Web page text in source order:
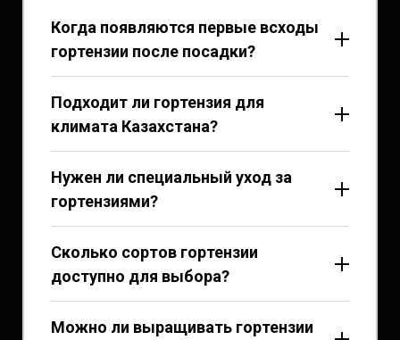
Когда появляются первые всходы
гортензии после посадки?
Подходит ли гортензия для
климата Казахстана?
Нужен ли специальный уход за
гортензиями?
Сколько сортов гортензии
доступно для выбора?
Можно ли выращивать гортензии